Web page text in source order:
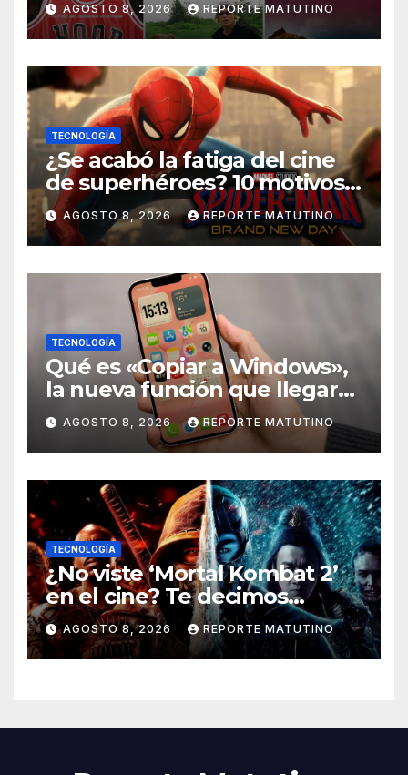
AGOSTO 8, 2026 REPORTE MATUTINO
TECNOLOGÍA
¿Se acabó la fatiga del cine
de superhéroes? 10 motivos
por los que ‘Spider-Man:
Brand New Day» desmiente
esa teoría
AGOSTO 8, 2026 REPORTE MATUTINO
TECNOLOGÍA
Qué es «Copiar a Windows»,
la nueva función que llegará
al iPhone solo para Europa
AGOSTO 8, 2026 REPORTE MATUTINO
TECNOLOGÍA
¿No viste ‘Mortal Kombat 2’
en el cine? Te decimos
dónde verla en streaming
ahora mismo y te damos tres
razones para hacerlo
AGOSTO 8, 2026 REPORTE MATUTINO